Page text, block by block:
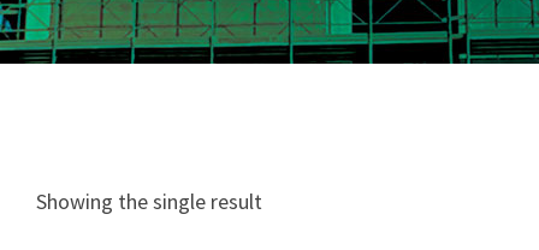
Showing the single result